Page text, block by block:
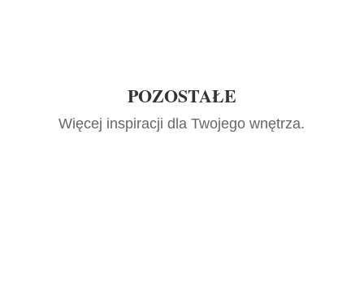
POZOSTAŁE
Więcej inspiracji dla Twojego wnętrza.